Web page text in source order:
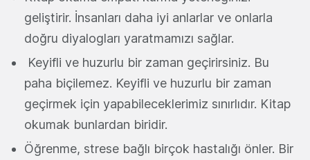
geliştirir. İnsanları daha iyi anlarlar ve onlarla
doğru diyalogları yaratmamızı sağlar.
Keyifli ve huzurlu bir zaman geçirirsiniz. Bu
paha biçilemez. Keyifli ve huzurlu bir zaman
geçirmek için yapabileceklerimiz sınırlıdır. Kitap
okumak bunlardan biridir.
Öğrenme, strese bağlı birçok hastalığı önler. Bir